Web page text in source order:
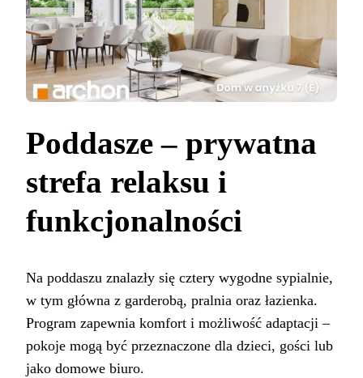
Poddasze – prywatna
strefa relaksu i
funkcjonalności
Na poddaszu znalazły się cztery wygodne sypialnie,
w tym główna z garderobą, pralnia oraz łazienka.
Program zapewnia komfort i możliwość adaptacji –
pokoje mogą być przeznaczone dla dzieci, gości lub
jako domowe biuro.